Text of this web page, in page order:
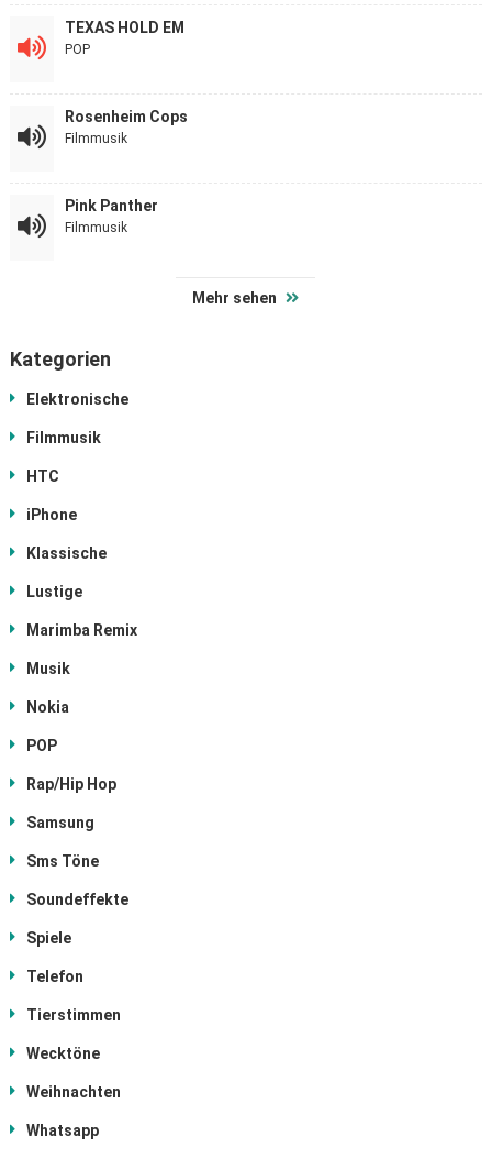
TEXAS HOLD EM
POP
Rosenheim Cops
Filmmusik
Pink Panther
Filmmusik
Mehr sehen
Kategorien
Elektronische
Filmmusik
HTC
iPhone
Klassische
Lustige
Marimba Remix
Musik
Nokia
POP
Rap/Hip Hop
Samsung
Sms Töne
Soundeffekte
Spiele
Telefon
Tierstimmen
Wecktöne
Weihnachten
Whatsapp